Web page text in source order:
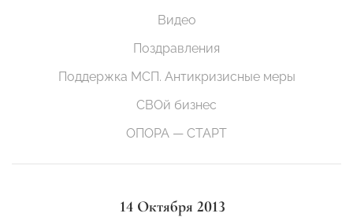
Видео
Поздравления
Поддержка МСП. Антикризисные меры
СВОй бизнес
ОПОРА — СТАРТ
14 Октября 2013